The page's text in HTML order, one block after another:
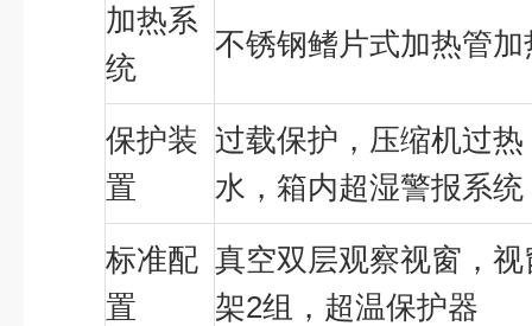
加热系
统
不锈钢鳍片式加热管
保护装
置
过载保护，压缩机过
水，箱内超湿警报系统
标准配
置
真空双层观察视窗，
架2组，超温保护器